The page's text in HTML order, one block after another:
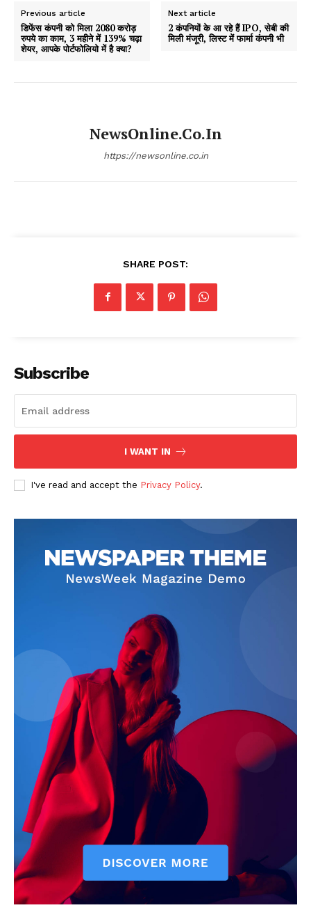
Previous article
डिफेंस कंपनी को मिला 2080 करोड़
रुपये का काम, 3 महीने में 139% चढ़ा
शेयर, आपके पोर्टफोलियो में है क्या?
Next article
2 कंपनियों के आ रहे हैं IPO, सेबी की
मिली मंजूरी, लिस्ट में फार्मा कंपनी भी
NewsOnline.co.in
https://newsonline.co.in
SHARE POST:
Subscribe
I WANT IN
I've read and accept the Privacy Policy.